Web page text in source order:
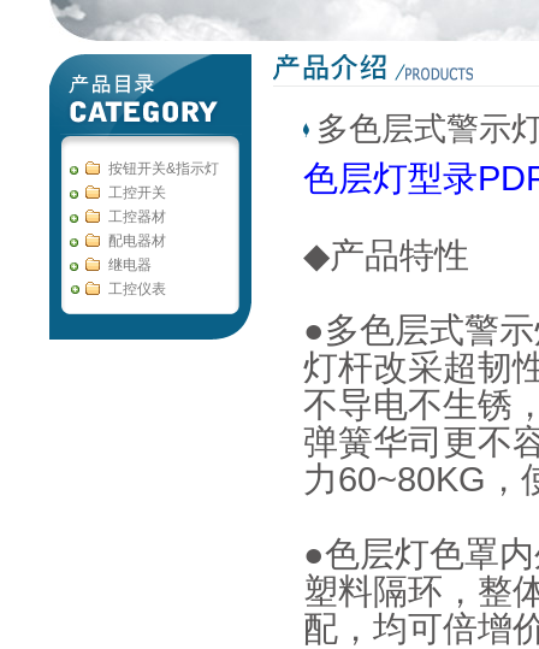
按钮开关&指示灯
工控开关
工控器材
配电器材
继电器
工控仪表
多色层式警示
色层灯型录
◆产品特性
●多色层式警
灯杆改采超韧
不导电不生锈
弹簧华司更不
力60~80KG，
●色层灯色罩
塑料隔环，整
配，均可倍增